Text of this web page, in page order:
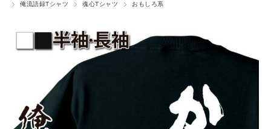
俺流語録Tシャツ 魂心Tシャツ おもしろ系